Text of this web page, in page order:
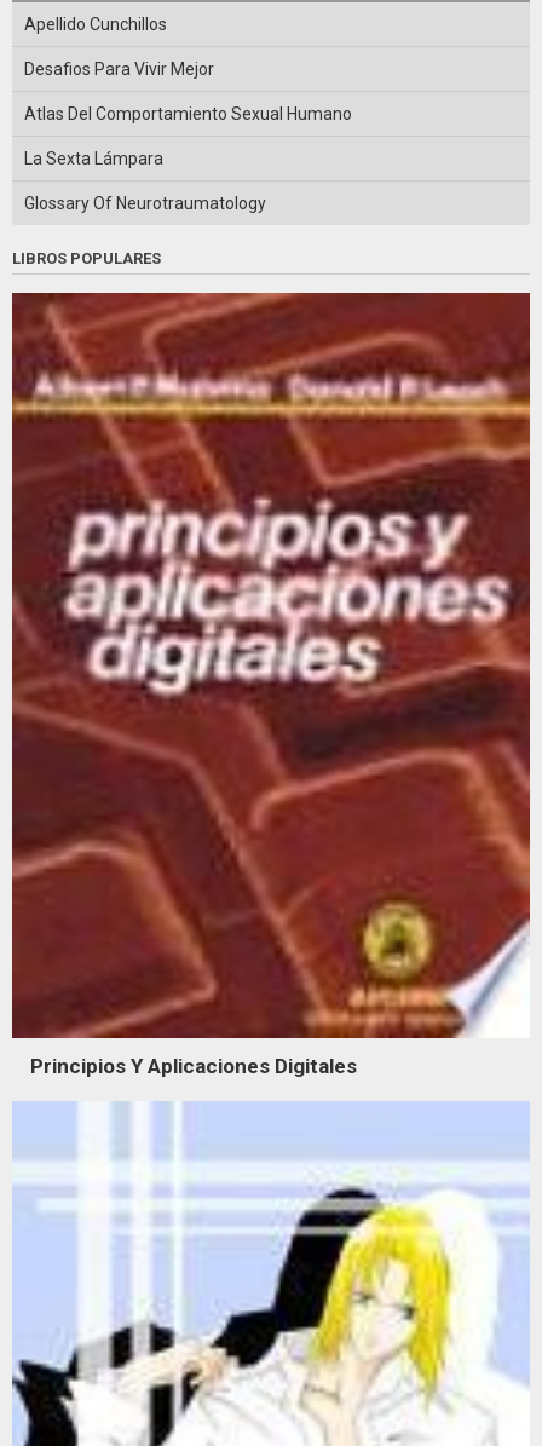
Apellido Cunchillos
Desafios Para Vivir Mejor
Atlas Del Comportamiento Sexual Humano
La Sexta Lámpara
Glossary Of Neurotraumatology
LIBROS POPULARES
Principios Y Aplicaciones Digitales